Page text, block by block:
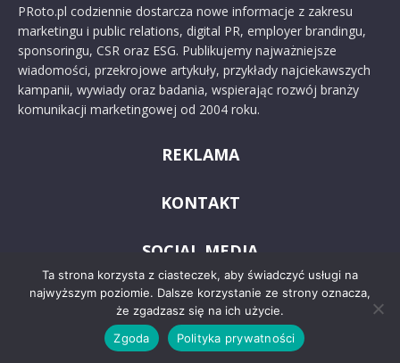
PRoto.pl codziennie dostarcza nowe informacje z zakresu
marketingu i public relations, digital PR, employer brandingu,
sponsoringu, CSR oraz ESG. Publikujemy najważniejsze
wiadomości, przekrojowe artykuły, przykłady najciekawszych
kampanii, wywiady oraz badania, wspierając rozwój branży
komunikacji marketingowej od 2004 roku.
REKLAMA
KONTAKT
SOCIAL MEDIA
Ta strona korzysta z ciasteczek, aby świadczyć usługi na
najwyższym poziomie. Dalsze korzystanie ze strony oznacza,
że zgadzasz się na ich użycie.
Zgoda
Polityka prywatności